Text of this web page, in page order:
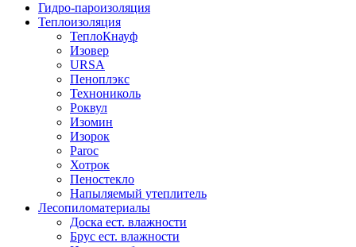
Гидро-пароизоляция
Теплоизоляция
ТеплоКнауф
Изовер
URSA
Пеноплэкс
Технониколь
Роквул
Изомин
Изорок
Paroc
Хотрок
Пеностекло
Напыляемый утеплитель
Лесопиломатериалы
Доска ест. влажности
Брус ест. влажности